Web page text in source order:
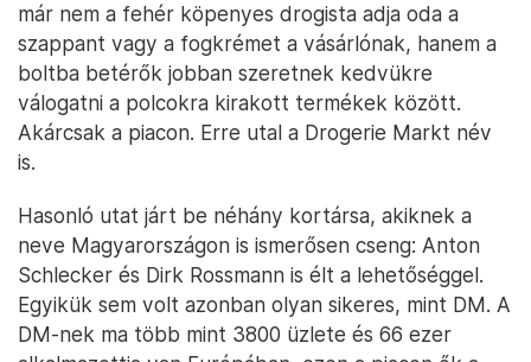
már nem a fehér köpenyes drogista adja oda a
szappant vagy a fogkrémet a vásárlónak, hanem a
boltba betérők jobban szeretnek kedvükre
válogatni a polcokra kirakott termékek között.
Akárcsak a piacon. Erre utal a Drogerie Markt név
is.
Hasonló utat járt be néhány kortársa, akiknek a
neve Magyarországon is ismerősen cseng: Anton
Schlecker és Dirk Rossmann is élt a lehetőséggel.
Egyikük sem volt azonban olyan sikeres, mint DM. A
DM-nek ma több mint 3800 üzlete és 66 ezer